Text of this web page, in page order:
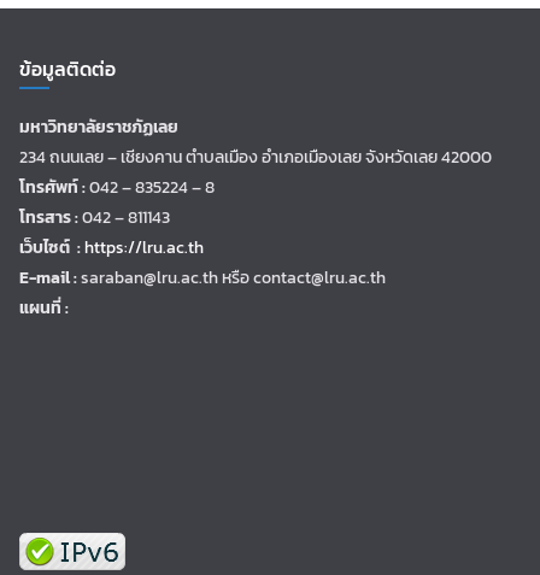
ข้อมูลติดต่อ
มหาวิทยาลัยราชภัฏเลย
234 ถนนเลย – เชียงคาน ตำบลเมือง อำเภอเมืองเลย จังหวัดเลย 42000
โทรศัพท์ :042 – 835224 – 8
โทรสาร :042 – 811143
เว็บไซต์ :https://lru.ac.th
E-mail :saraban@lru.ac.thหรือ contact@lru.ac.th
แผนที่ :